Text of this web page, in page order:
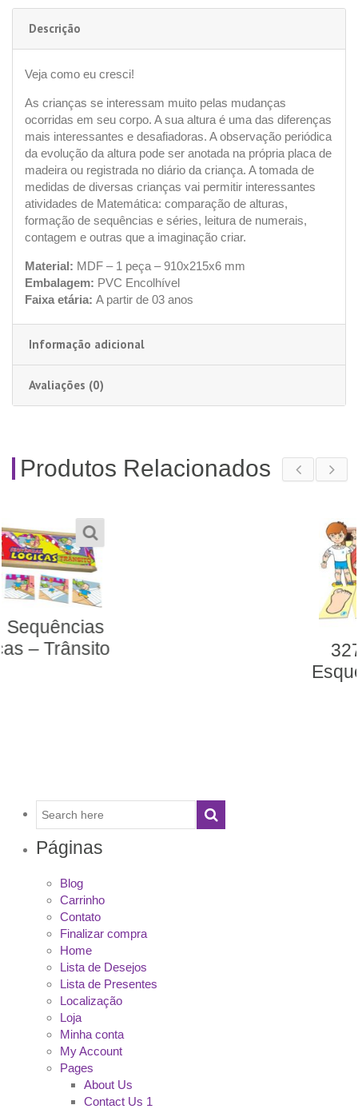
Descrição
Veja como eu cresci!
As crianças se interessam muito pelas mudanças
ocorridas em seu corpo. A sua altura é uma das diferenças
mais interessantes e desafiadoras. A observação periódica
da evolução da altura pode ser anotada na própria placa de
madeira ou registrada no diário da criança. A tomada de
medidas de diversas crianças vai permitir interessantes
atividades de Matemática: comparação de alturas,
formação de sequências e séries, leitura de numerais,
contagem e outras que a imaginação criar.
Material: MDF – 1 peça – 910x215x6 mm
Embalagem: PVC Encolhível
Faixa etária: A partir de 03 anos
Informação adicional
Avaliações (0)
Produtos Relacionados
Páginas
Blog
Carrinho
Contato
Finalizar compra
Home
Lista de Desejos
Lista de Presentes
Localização
Loja
Minha conta
My Account
Pages
About Us
Contact Us 1